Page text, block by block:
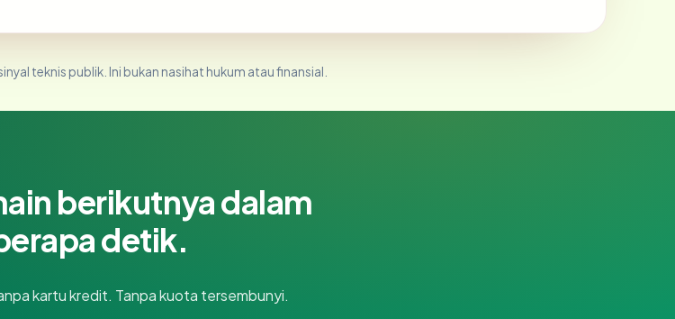
teknis publik. Ini bukan nasihat hukum atau finansial.
berikutnya dalam
detik.
kartu kredit. Tanpa kuota tersembunyi.